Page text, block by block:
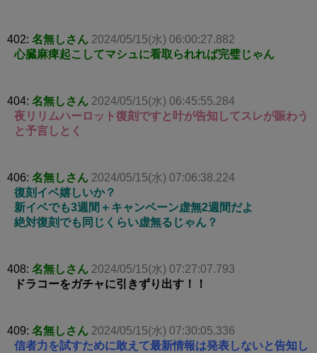
402: 名無しさん 2024/05/15(水) 06:00:27.882
心臓麻痺起こしてマシュに看取られれば完璧じゃん
404: 名無しさん 2024/05/15(水) 06:45:55.284
夜リリムハーロット復刻ですと叶が告知してスレが賑わう
と予言しとく
406: 名無しさん 2024/05/15(水) 07:06:38.224
復刻イベ嬉しいか？
新イベでも3週間＋キャンペーン虚無2週間だよ
絶対復刻でも同じくらい虚無るじゃん？
408: 名無しさん 2024/05/15(水) 07:27:07.793
ドラコーをガチャに引きずり出す！！
409: 名無しさん 2024/05/15(水) 07:30:05.336
信者力を試すために敢えて最新情報は発表しないと告知し